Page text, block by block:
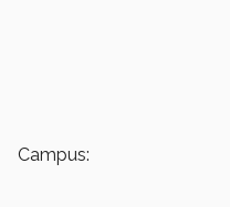
Campus: